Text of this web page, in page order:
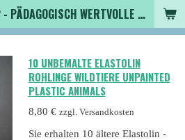
PLASTIC ZOO SHOP - PÄDAGOGISCH WERTVOLLE SPIELZEUGTIERE , SAMMLER - TIERFIGUREN UND MEHR VON VINTAGE BIS MODERN
10 UNBEMALTE ELASTOLIN
ROHLINGE WILDTIERE UNPAINTED
PLASTIC ANIMALS
8,80 € zzgl. Versandkosten
Sie erhalten 10 ältere Elastolin -